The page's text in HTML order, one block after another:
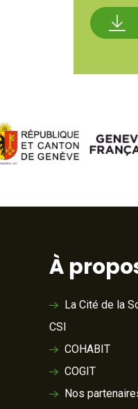
À
La Cité de la
CSI
COHABIT
COGIT
Nos